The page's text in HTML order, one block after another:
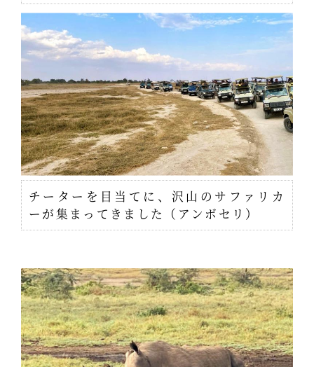
チーターを目当てに、沢山のサファリカ
ーが集まってきました（アンボセリ）